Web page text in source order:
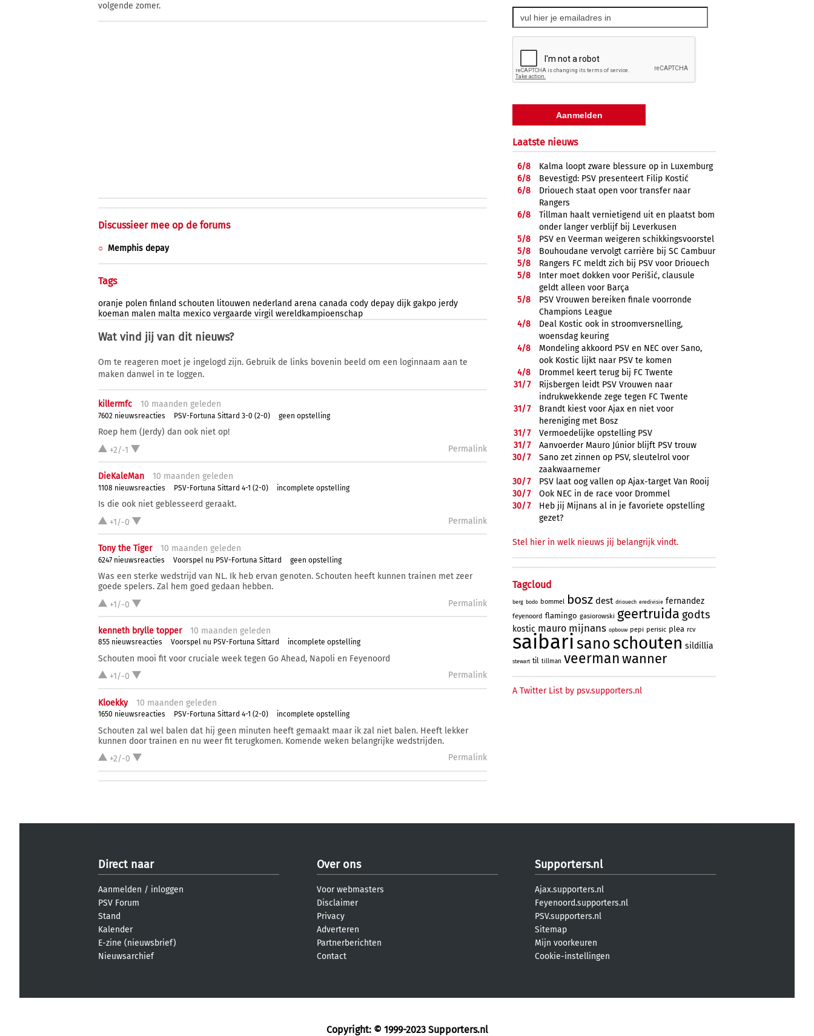
volgende zomer.
Discussieer mee op de forums
Memphis depay
Tags
oranje polen finland schouten litouwen nederland arena canada cody depay dijk gakpo jerdy
koeman malen malta mexico vergaarde virgil wereldkampioenschap
Wat vind jij van dit nieuws?
Om te reageren moet je ingelogd zijn. Gebruik de links bovenin beeld om een loginnaam aan te
maken danwel in te loggen.
killermfc 10 maanden geleden
7602 nieuwsreacties PSV-Fortuna Sittard 3-0 (2-0) geen opstelling
Roep hem (Jerdy) dan ook niet op!
+2/-1
Permalink
DieKaleMan 10 maanden geleden
1108 nieuwsreacties PSV-Fortuna Sittard 4-1 (2-0) incomplete opstelling
Is die ook niet geblesseerd geraakt.
+1/-0
Permalink
Tony the Tiger 10 maanden geleden
6247 nieuwsreacties Voorspel nu PSV-Fortuna Sittard geen opstelling
Was een sterke wedstrijd van NL. Ik heb ervan genoten. Schouten heeft kunnen trainen met zeer
goede spelers. Zal hem goed gedaan hebben.
+1/-0
Permalink
kenneth brylle topper 10 maanden geleden
855 nieuwsreacties Voorspel nu PSV-Fortuna Sittard incomplete opstelling
Schouten mooi fit voor cruciale week tegen Go Ahead, Napoli en Feyenoord
+1/-0
Permalink
Kloekky 10 maanden geleden
1650 nieuwsreacties PSV-Fortuna Sittard 4-1 (2-0) incomplete opstelling
Schouten zal wel balen dat hij geen minuten heeft gemaakt maar ik zal niet balen. Heeft lekker
kunnen door trainen en nu weer fit terugkomen. Komende weken belangrijke wedstrijden.
+2/-0
Permalink
Laatste nieuws
6/8
Kalma loopt zware blessure op in Luxemburg
6/8
Bevestigd: PSV presenteert Filip Kostić
6/8
Driouech staat open voor transfer naar
Rangers
6/8
Tillman haalt vernietigend uit en plaatst bom
onder langer verblijf bij Leverkusen
5/8
PSV en Veerman weigeren schikkingsvoorstel
5/8
Bouhoudane vervolgt carrière bij SC Cambuur
5/8
Rangers FC meldt zich bij PSV voor Driouech
5/8
Inter moet dokken voor Perišić, clausule
geldt alleen voor Barça
5/8
PSV Vrouwen bereiken finale voorronde
Champions League
4/8
Deal Kostic ook in stroomversnelling,
woensdag keuring
4/8
Mondeling akkoord PSV en NEC over Sano,
ook Kostic lijkt naar PSV te komen
4/8
Drommel keert terug bij FC Twente
31/7
Rijsbergen leidt PSV Vrouwen naar
indrukwekkende zege tegen FC Twente
31/7
Brandt kiest voor Ajax en niet voor
hereniging met Bosz
31/7
Vermoedelijke opstelling PSV
31/7
Aanvoerder Mauro Júnior blijft PSV trouw
30/7
Sano zet zinnen op PSV, sleutelrol voor
zaakwaarnemer
30/7
PSV laat oog vallen op Ajax-target Van Rooij
30/7
Ook NEC in de race voor Drommel
30/7
Heb jij Mijnans al in je favoriete opstelling
gezet?
Stel hier in welk nieuws jij belangrijk vindt.
Tagcloud
berg bodo bommel bosz dest driouech eredivisie fernandez
feyenoord flamingo gasiorowski geertruida godts
kostic mauro mijnans opbouw pepi perisic plea rcv
saibari sano schouten sildillia
stewart til tillman veermanwanner
A Twitter List by psv.supporters.nl
Direct naar
Aanmelden / inloggen
PSV Forum
Stand
Kalender
E-zine (nieuwsbrief)
Nieuwsarchief
Over ons
Voor webmasters
Disclaimer
Privacy
Adverteren
Partnerberichten
Contact
Supporters.nl
Ajax.supporters.nl
Feyenoord.supporters.nl
PSV.supporters.nl
Sitemap
Mijn voorkeuren
Cookie-instellingen
Copyright: © 1999-2023 Supporters.nl